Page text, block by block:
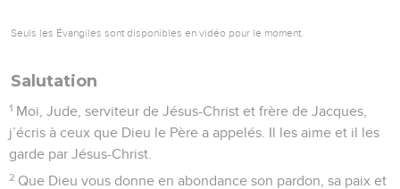
Seuls les Évangiles sont disponibles en vidéo pour le moment.
Salutation
1 Moi, Jude, serviteur de Jésus-Christ et frère de Jacques,
j’écris à ceux que Dieu le Père a appelés. Il les aime et il les
garde par Jésus-Christ.
2 Que Dieu vous donne en abondance son pardon, sa paix et